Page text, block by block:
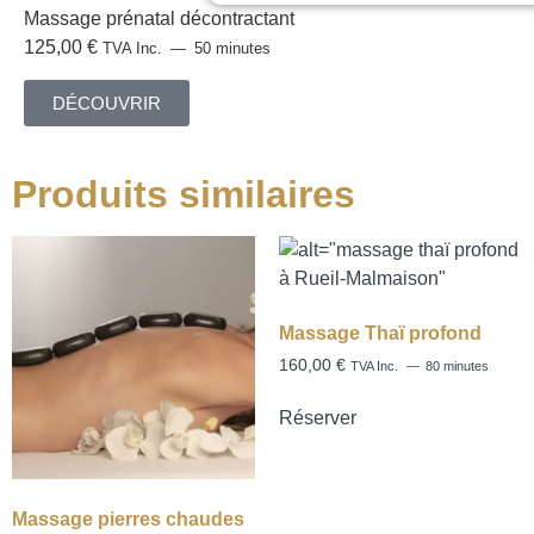
Massage prénatal décontractant
125,00 € TVA Inc. 50 minutes
DÉCOUVRIR
Produits similaires
Massage pierres chaudes
Massage Thaï profond
160,00 € TVA Inc. 80 minutes
Réserver